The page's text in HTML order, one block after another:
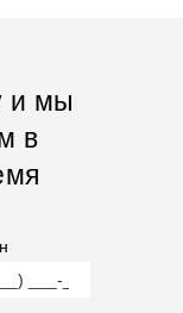
и мы
в